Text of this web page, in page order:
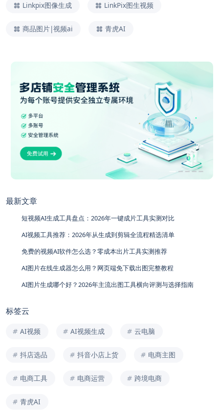
Linkpix图像生成 LinkPix图生视频
商品图片|视频ai 青虎AI
最新文章
短视频AI生成工具盘点：2026年一键成片工具实测对比
AI视频工具推荐：2026年从生成到剪辑全流程精选清单
免费的视频AI软件怎么选？零成本出片工具实测推荐
AI图片在线生成器怎么用？网页端免下载出图完整教程
AI图片生成哪个好？2026年主流出图工具横向评测与选择指南
标签云
AI视频 AI视频生成 云电脑
抖店选品 抖音小店上货 电商主图
电商工具 电商运营 跨境电商
青虎AI